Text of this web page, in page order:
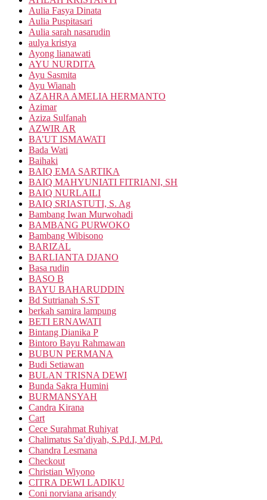
Aulia Fasya Dinata
Aulia Puspitasari
Aulia sarah nasarudin
aulya kristya
Ayong lianawati
AYU NURDITA
Ayu Sasmita
Ayu Wianah
AZAHRA AMELIA HERMANTO
Azimar
Aziza Sulfanah
AZWIR AR
BA’UT ISMAWATI
Bada Wati
Baihaki
BAIQ EMA SARTIKA
BAIQ MAHYUNIATI FITRIANI, SH
BAIQ NURLAILI
BAIQ SRIASTUTI, S. Ag
Bambang Iwan Murwohadi
BAMBANG PURWOKO
Bambang Wibisono
BARIZAL
BARLIANTA DJANO
Basa rudin
BASO B
BAYU BAHARUDDIN
Bd Sutrianah S.ST
berkah samira lampung
BETI ERNAWATI
Bintang Dianika P
Bintoro Bayu Rahmawan
BUBUN PERMANA
Budi Setiawan
BULAN TRISNA DEWI
Bunda Sakra Humini
BURMANSYAH
Candra Kirana
Cart
Cece Surahmat Ruhiyat
Chalimatus Sa’diyah, S.Pd.I, M.Pd.
Chandra Lesmana
Checkout
Christian Wiyono
CITRA DEWI LADIKU
Coni norviana arisandy